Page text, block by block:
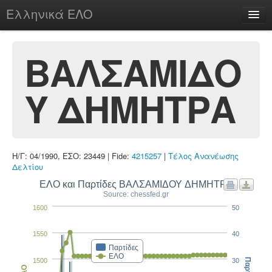
Ελληνικά ΕΛΟ
chesstu.be @ discord
ΒΑΛΣΑΜΙΔΟ
Υ ΔΗΜΗΤΡΑ
Η/Γ: 04/1990, ΕΣΟ: 23449 | Fide: 4215257 | Τέλος Ανανέωσης
Δελτίου
ΕΛΟ και Παρτίδες ΒΑΛΣΑΜΙΔΟΥ ΔΗΜΗΤΡΑ
Source: chessfed.gr
Παρτίδες
ΕΛΟ
1500
1550
1600
30
40
50